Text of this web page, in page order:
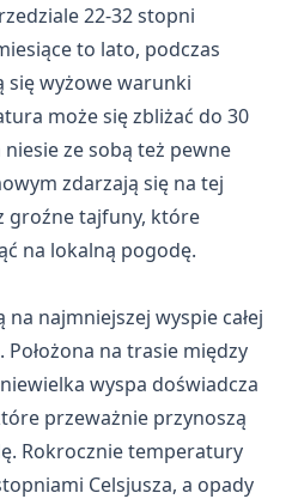
22-32 stopni
to lato, podczas
się wyżowe warunki
może się zbliżać do 30
ze sobą też pewne
zdarzają się na tej
groźne tajfuny, które
na lokalną pogodę.
najmniejszej wyspie całej
na trasie między
wyspa doświadcza
przeważnie przynoszą
Rokrocznie temperatury
Celsjusza, a opady